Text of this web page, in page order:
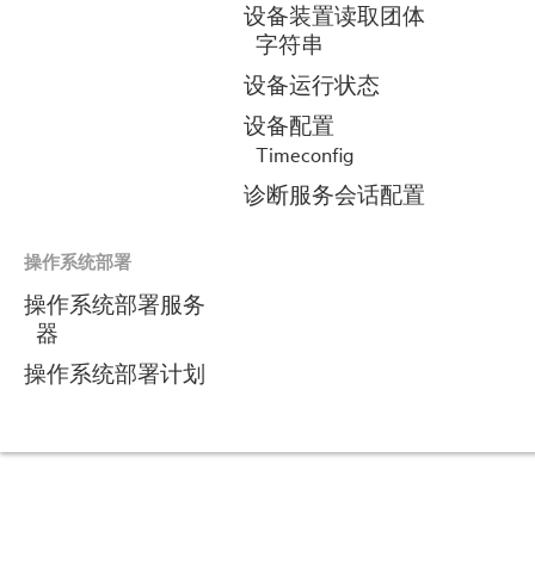
设备装置读取团体
字符串
设备运行状态
设备配置
Timeconfig
诊断服务会话配置
操作系统部署
操作系统部署服务
器
操作系统部署计划